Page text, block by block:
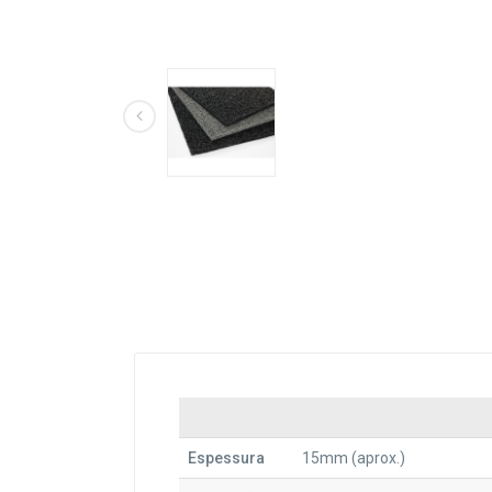
Espessura 15mm (aprox.)